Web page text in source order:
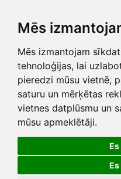
Mēs
Mēs izmantojam
tehnoloģijas, lai
pieredzi mūsu vietnē,
saturu un mērķētas
vietnes datplūsmu un
mūsu apmeklētāji.